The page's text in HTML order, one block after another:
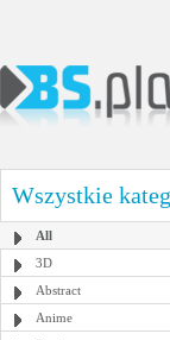
Wszystkie
All
3D
Abstract
Anime